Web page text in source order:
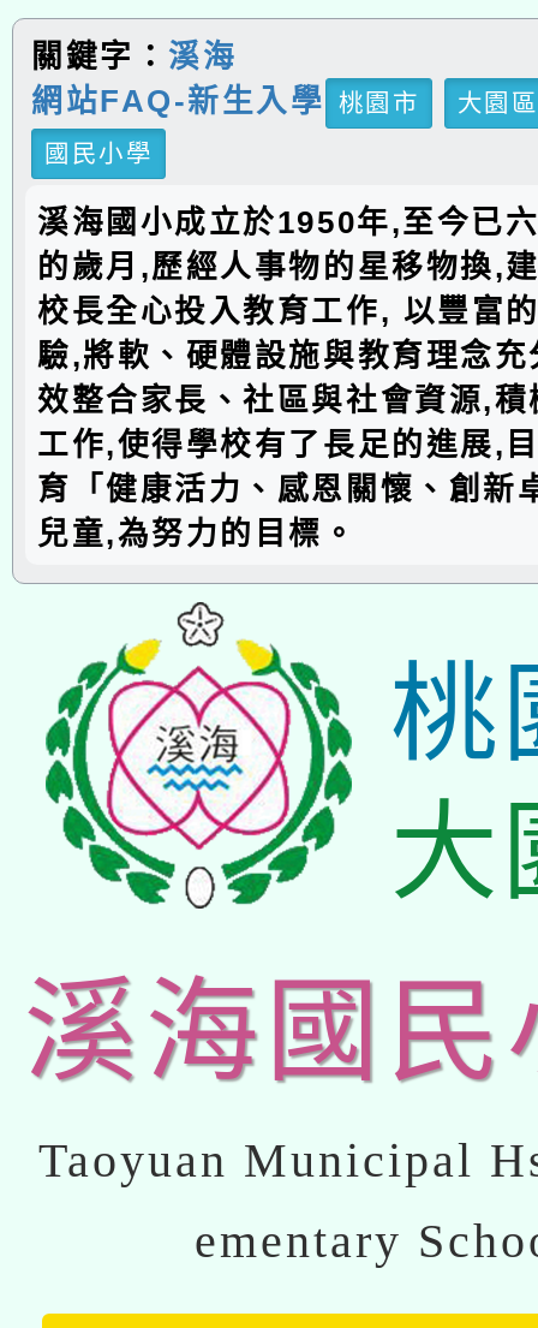
關鍵字： 溪海
網站FAQ-新生入學
桃園市
大園區
國民小學
溪海國小成立於1950年,至今已
的歲月,歷經人事物的星移物換,
校長全心投入教育工作, 以豐富
驗,將軟、硬體設施與教育理念
效整合家長、社區與社會資源,
工作,使得學校有了長足的進展,
育「健康活力、感恩關懷、創新
兒童,為努力的目標。
桃
大
溪海國民
Taoyuan Municipal
ementary